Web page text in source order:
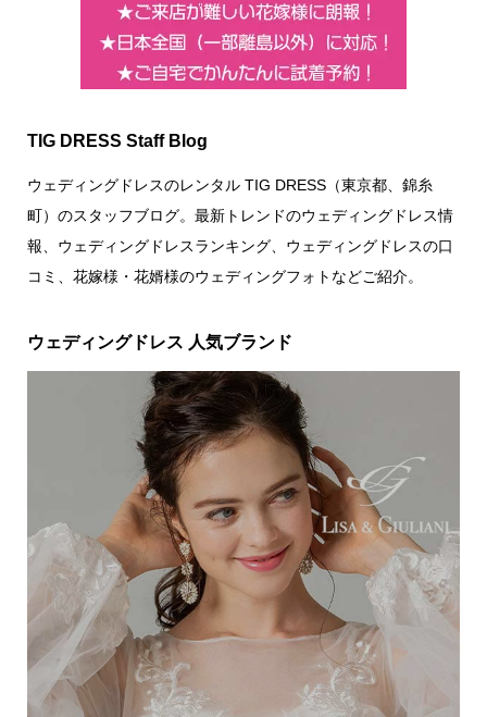
TIG DRESS Staff Blog
ウェディングドレスのレンタル TIG DRESS（東京都、錦糸
町）のスタッフブログ。最新トレンドのウェディングドレス情
報、ウェディングドレスランキング、ウェディングドレスの口
コミ、花嫁様・花婿様のウェディングフォトなどご紹介。
ウェディングドレス 人気ブランド